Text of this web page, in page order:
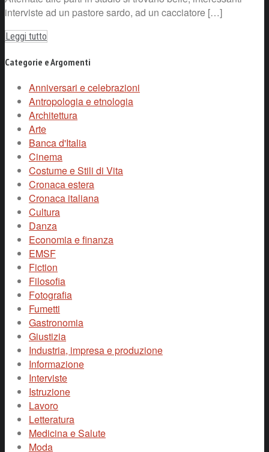
interviste ad un pastore sardo, ad un cacciatore […]
Leggi tutto
Categorie e Argomenti
Anniversari e celebrazioni
Antropologia e etnologia
Architettura
Arte
Banca d'Italia
Cinema
Costume e Stili di Vita
Cronaca estera
Cronaca italiana
Cultura
Danza
Economia e finanza
EMSF
Fiction
Filosofia
Fotografia
Fumetti
Gastronomia
Giustizia
Industria, impresa e produzione
Informazione
Interviste
Istruzione
Lavoro
Letteratura
Medicina e Salute
Moda